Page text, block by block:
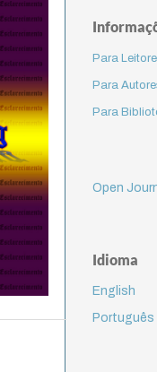
Para
Para
Para
Open
Idioma
English
Português